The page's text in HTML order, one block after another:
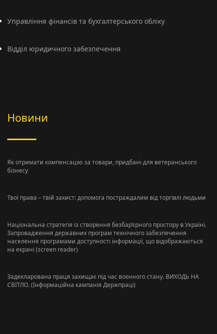
Управління фінансів та бухгалтерського обліку
Відділ юридичного забезпечення
Новини
Як отримати компенсацію за товари, придбані для ветеранського
бізнесу
Твої права – твій захист: допомога постраждалим від торгівлі людьми
Національна стратегія із створення безбар’єрного простору в Україні.
Запровадження державних програм технічного забезпечення
населення програмами доступності інформації, що відображаються
на екрані (screen reader)
Задекларована праця захищає під час воєнного стану. ВИХОДЬ НА
СВІТЛО. (Інформаційна кампанія Держпраці)